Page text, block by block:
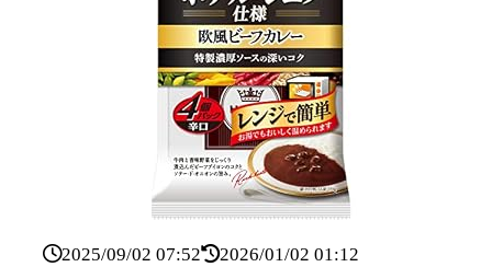
2025/09/02 07:52 2026/01/02 01:12